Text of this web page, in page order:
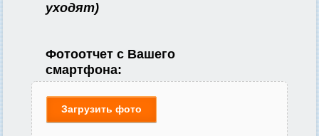
уходят)
Фотоотчет с Вашего
смартфона:
Загрузить фото